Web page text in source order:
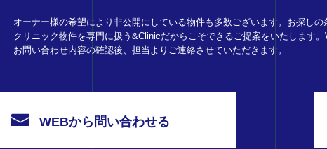
オーナー様の希望により非公開にしている物件も多数ございます。お探し
クリニック物件を専門に扱う&Clinicだからこそできるご提案をいたします
お問い合わせ内容の確認後、担当よりご連絡させていただきます。
WEBから問い合わせる